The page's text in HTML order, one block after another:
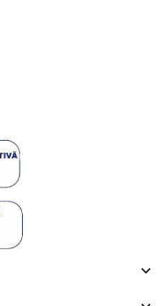
keyboard_arrow_down